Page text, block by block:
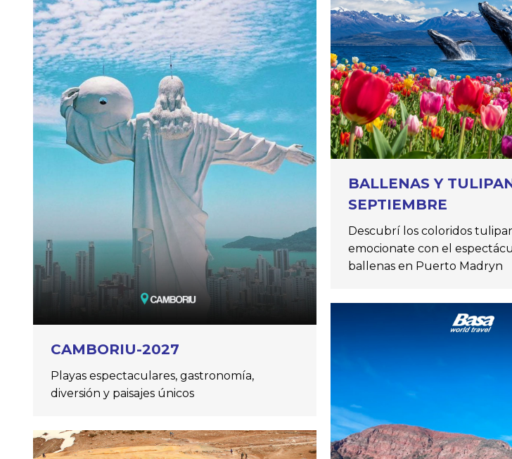
CAMBORIU-2027
Playas espectaculares, gastronomía,
diversión y paisajes únicos
BALLENAS Y
SEPTIEMBRE
Descubrí los coloridos
emocionate con el
ballenas en Puerto Madryn